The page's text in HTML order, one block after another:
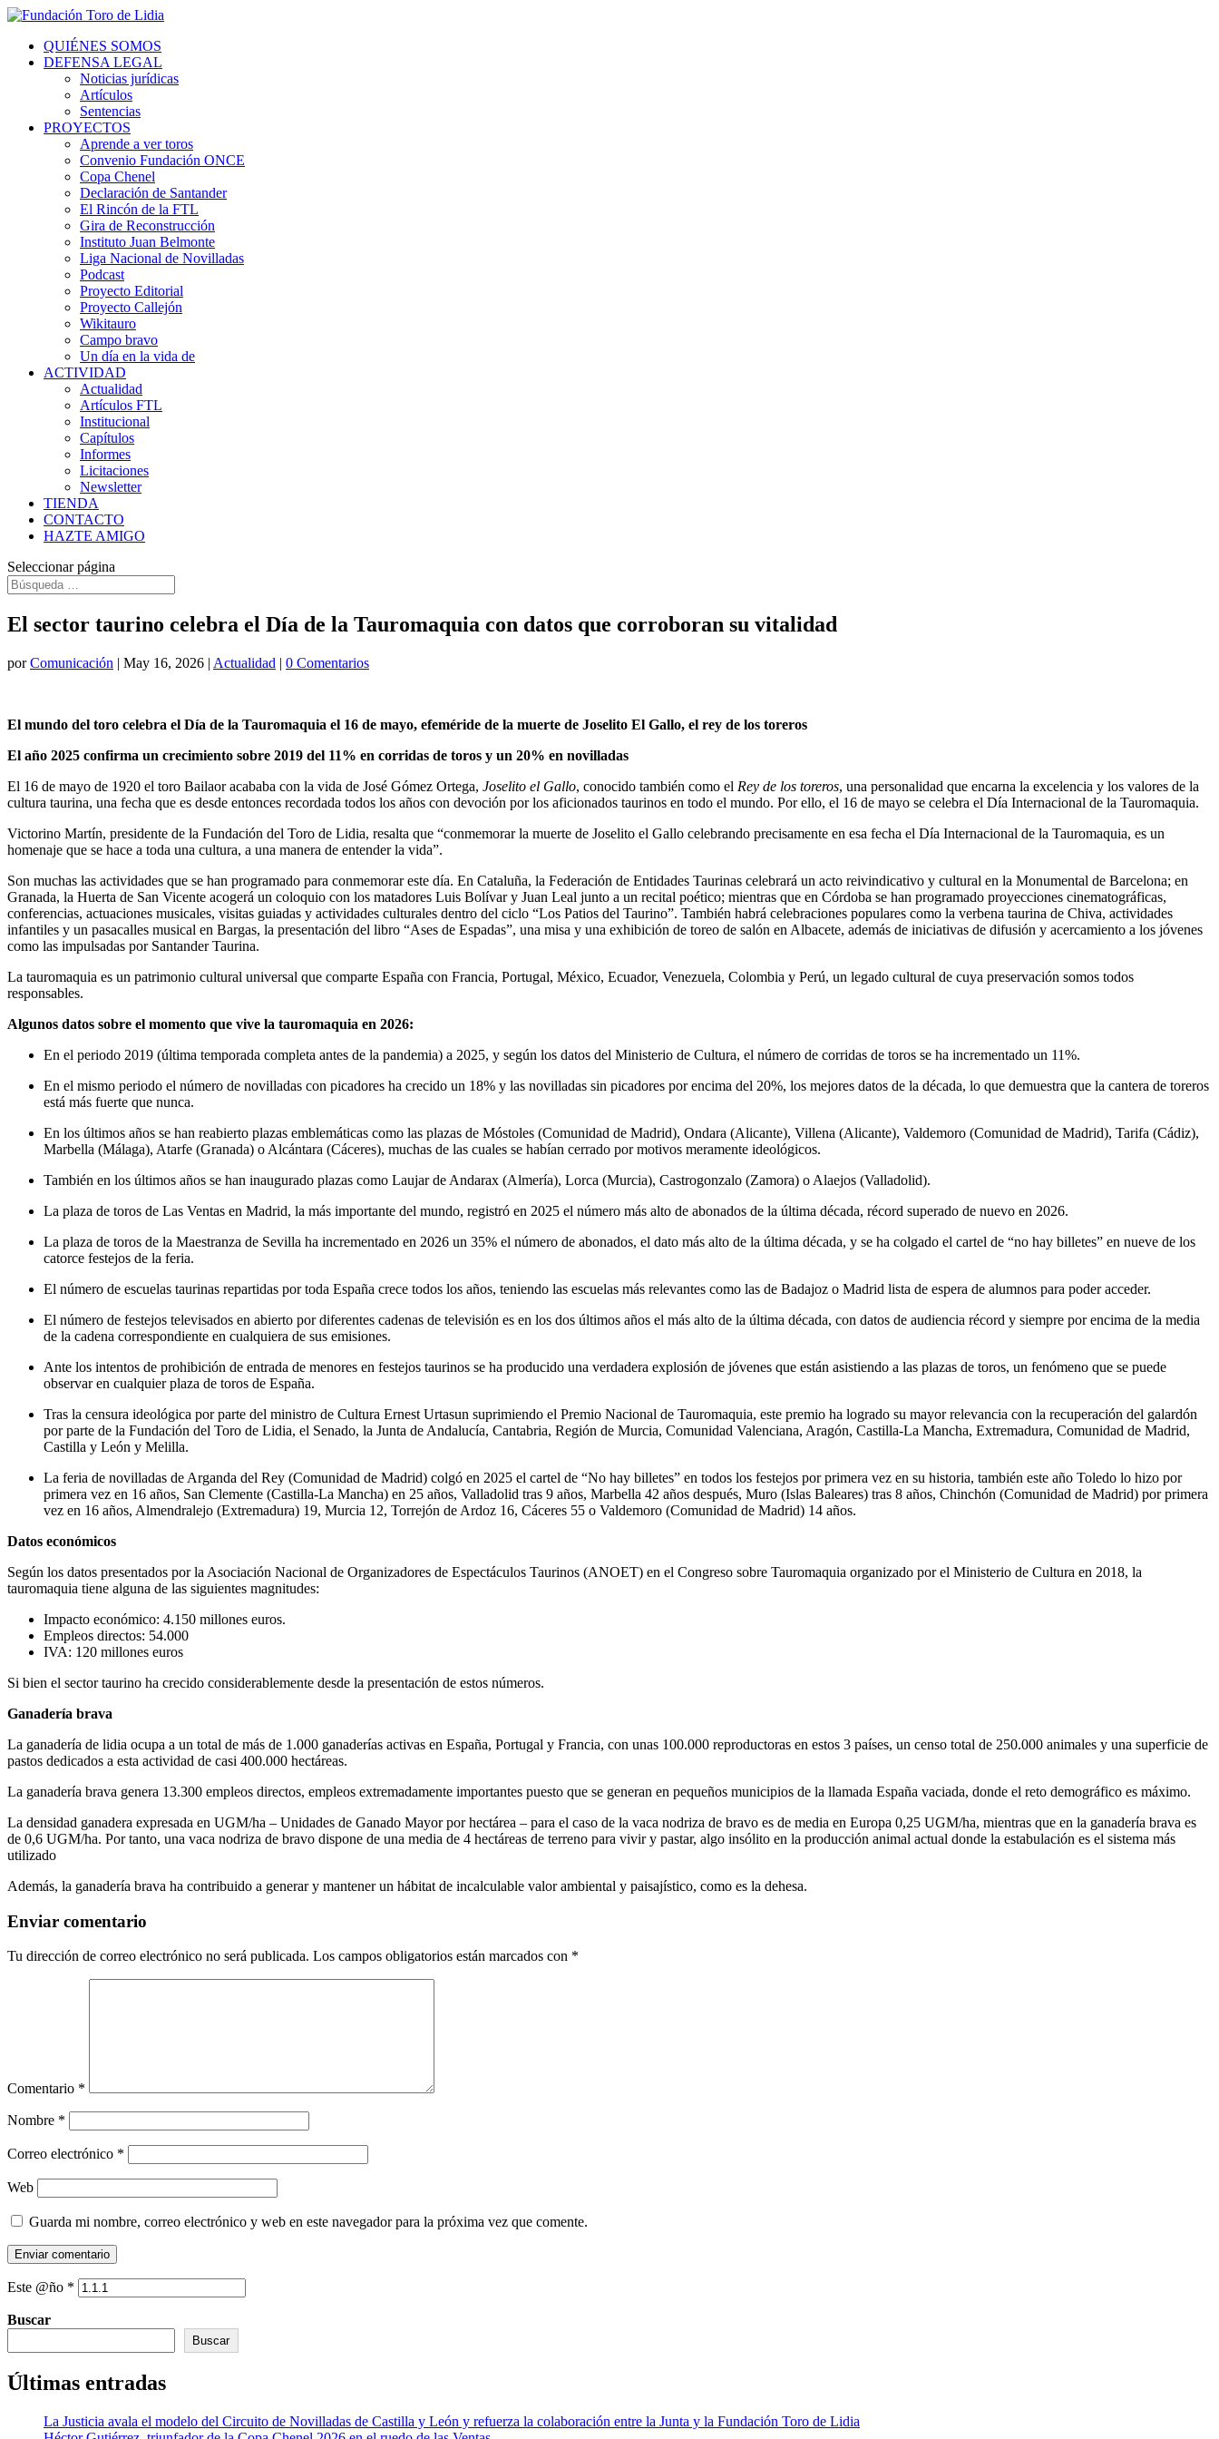
QUIÉNES SOMOS
DEFENSA LEGAL
Noticias jurídicas
Artículos
Sentencias
PROYECTOS
Aprende a ver toros
Convenio Fundación ONCE
Copa Chenel
Declaración de Santander
El Rincón de la FTL
Gira de Reconstrucción
Instituto Juan Belmonte
Liga Nacional de Novilladas
Podcast
Proyecto Editorial
Proyecto Callejón
Wikitauro
Campo bravo
Un día en la vida de
ACTIVIDAD
Actualidad
Artículos FTL
Institucional
Capítulos
Informes
Licitaciones
Newsletter
TIENDA
CONTACTO
HAZTE AMIGO
Seleccionar página
El sector taurino celebra el Día de la Tauromaquia con datos que corroboran su vitalidad
porComunicación | May 16, 2026 | Actualidad | 0 Comentarios
El mundo del toro celebra el Día de la Tauromaquia el 16 de mayo, efeméride de la muerte de Joselito El Gallo, el rey de los toreros
El año 2025 confirma un crecimiento sobre 2019 del 11% en corridas de toros y un 20% en novilladas
El 16 de mayo de 1920 el toro Bailaor acababa con la vida de José Gómez Ortega, Joselito el Gallo, conocido también como el Rey de los toreros, una personalidad que encarna la excelencia y los valores de la
cultura taurina, una fecha que es desde entonces recordada todos los años con devoción por los aficionados taurinos en todo el mundo. Por ello, el 16 de mayo se celebra el Día Internacional de la Tauromaquia.
Victorino Martín, presidente de la Fundación del Toro de Lidia, resalta que “conmemorar la muerte de Joselito el Gallo celebrando precisamente en esa fecha el Día Internacional de la Tauromaquia, es un
homenaje que se hace a toda una cultura, a una manera de entender la vida”.
Son muchas las actividades que se han programado para conmemorar este día. En Cataluña, la Federación de Entidades Taurinas celebrará un acto reivindicativo y cultural en la Monumental de Barcelona; en
Granada, la Huerta de San Vicente acogerá un coloquio con los matadores Luis Bolívar y Juan Leal junto a un recital poético; mientras que en Córdoba se han programado proyecciones cinematográficas,
conferencias, actuaciones musicales, visitas guiadas y actividades culturales dentro del ciclo “Los Patios del Taurino”. También habrá celebraciones populares como la verbena taurina de Chiva, actividades
infantiles y un pasacalles musical en Bargas, la presentación del libro “Ases de Espadas”, una misa y una exhibición de toreo de salón en Albacete, además de iniciativas de difusión y acercamiento a los jóvenes
como las impulsadas por Santander Taurina.
La tauromaquia es un patrimonio cultural universal que comparte España con Francia, Portugal, México, Ecuador, Venezuela, Colombia y Perú, un legado cultural de cuya preservación somos todos
responsables.
Algunos datos sobre el momento que vive la tauromaquia en 2026:
En el periodo 2019 (última temporada completa antes de la pandemia) a 2025, y según los datos del Ministerio de Cultura, el número de corridas de toros se ha incrementado un 11%.
En el mismo periodo el número de novilladas con picadores ha crecido un 18% y las novilladas sin picadores por encima del 20%, los mejores datos de la década, lo que demuestra que la cantera de toreros
está más fuerte que nunca.
En los últimos años se han reabierto plazas emblemáticas como las plazas de Móstoles (Comunidad de Madrid), Ondara (Alicante), Villena (Alicante), Valdemoro (Comunidad de Madrid), Tarifa (Cádiz),
Marbella (Málaga), Atarfe (Granada) o Alcántara (Cáceres), muchas de las cuales se habían cerrado por motivos meramente ideológicos.
También en los últimos años se han inaugurado plazas como Laujar de Andarax (Almería), Lorca (Murcia), Castrogonzalo (Zamora) o Alaejos (Valladolid).
La plaza de toros de Las Ventas en Madrid, la más importante del mundo, registró en 2025 el número más alto de abonados de la última década, récord superado de nuevo en 2026.
La plaza de toros de la Maestranza de Sevilla ha incrementado en 2026 un 35% el número de abonados, el dato más alto de la última década, y se ha colgado el cartel de “no hay billetes” en nueve de los
catorce festejos de la feria.
El número de escuelas taurinas repartidas por toda España crece todos los años, teniendo las escuelas más relevantes como las de Badajoz o Madrid lista de espera de alumnos para poder acceder.
El número de festejos televisados en abierto por diferentes cadenas de televisión es en los dos últimos años el más alto de la última década, con datos de audiencia récord y siempre por encima de la media
de la cadena correspondiente en cualquiera de sus emisiones.
Ante los intentos de prohibición de entrada de menores en festejos taurinos se ha producido una verdadera explosión de jóvenes que están asistiendo a las plazas de toros, un fenómeno que se puede
observar en cualquier plaza de toros de España.
Tras la censura ideológica por parte del ministro de Cultura Ernest Urtasun suprimiendo el Premio Nacional de Tauromaquia, este premio ha logrado su mayor relevancia con la recuperación del galardón
por parte de la Fundación del Toro de Lidia, el Senado, la Junta de Andalucía, Cantabria, Región de Murcia, Comunidad Valenciana, Aragón, Castilla-La Mancha, Extremadura, Comunidad de Madrid,
Castilla y León y Melilla.
La feria de novilladas de Arganda del Rey (Comunidad de Madrid) colgó en 2025 el cartel de “No hay billetes” en todos los festejos por primera vez en su historia, también este año Toledo lo hizo por
primera vez en 16 años, San Clemente (Castilla-La Mancha) en 25 años, Valladolid tras 9 años, Marbella 42 años después, Muro (Islas Baleares) tras 8 años, Chinchón (Comunidad de Madrid) por primera
vez en 16 años, Almendralejo (Extremadura) 19, Murcia 12, Torrejón de Ardoz 16, Cáceres 55 o Valdemoro (Comunidad de Madrid) 14 años.
Datos económicos
Según los datos presentados por la Asociación Nacional de Organizadores de Espectáculos Taurinos (ANOET) en el Congreso sobre Tauromaquia organizado por el Ministerio de Cultura en 2018, la
tauromaquia tiene alguna de las siguientes magnitudes:
Impacto económico: 4.150 millones euros.
Empleos directos: 54.000
IVA: 120 millones euros
Si bien el sector taurino ha crecido considerablemente desde la presentación de estos números.
Ganadería brava
La ganadería de lidia ocupa a un total de más de 1.000 ganaderías activas en España, Portugal y Francia, con unas 100.000 reproductoras en estos 3 países, un censo total de 250.000 animales y una superficie de
pastos dedicados a esta actividad de casi 400.000 hectáreas.
La ganadería brava genera 13.300 empleos directos, empleos extremadamente importantes puesto que se generan en pequeños municipios de la llamada España vaciada, donde el reto demográfico es máximo.
La densidad ganadera expresada en UGM/ha – Unidades de Ganado Mayor por hectárea – para el caso de la vaca nodriza de bravo es de media en Europa 0,25 UGM/ha, mientras que en la ganadería brava es
de 0,6 UGM/ha. Por tanto, una vaca nodriza de bravo dispone de una media de 4 hectáreas de terreno para vivir y pastar, algo insólito en la producción animal actual donde la estabulación es el sistema más
utilizado
Además, la ganadería brava ha contribuido a generar y mantener un hábitat de incalculable valor ambiental y paisajístico, como es la dehesa.
Enviar comentario
Tu dirección de correo electrónico no será publicada. Los campos obligatorios están marcados con *
Comentario *
Nombre *
Correo electrónico *
Web
Guarda mi nombre, correo electrónico y web en este navegador para la próxima vez que comente.
Este @ño *
Buscar
Buscar
Últimas entradas
La Justicia avala el modelo del Circuito de Novilladas de Castilla y León y refuerza la colaboración entre la Junta y la Fundación Toro de Lidia